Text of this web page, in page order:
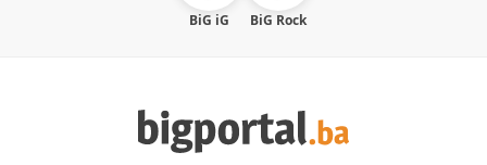
BiG iG BiG Rock